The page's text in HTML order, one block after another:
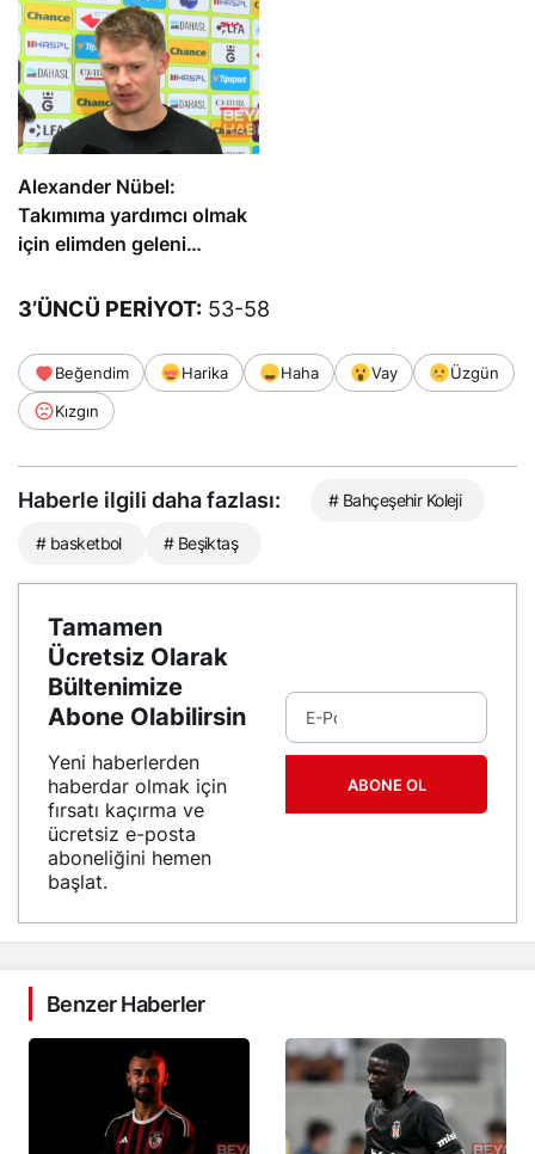
Alexander Nübel:
Takımıma yardımcı olmak
için elimden geleni
3’ÜNCÜ PERİYOT: 53-58
Beğendim Harika Haha Vay
Üzgün
Kızgın
Haberle ilgili daha fazlası: # Bahçeşehir Koleji
# basketbol # Beşiktaş
Tamamen
Ücretsiz Olarak
Bültenimize
Abone Olabilirsin
Yeni haberlerden
haberdar olmak için
fırsatı kaçırma ve
ücretsiz e-posta
aboneliğini hemen
başlat.
ABONE OL
Benzer Haberler